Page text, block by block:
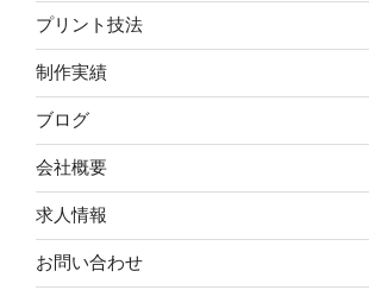
プリント技法
制作実績
ブログ
会社概要
求人情報
お問い合わせ